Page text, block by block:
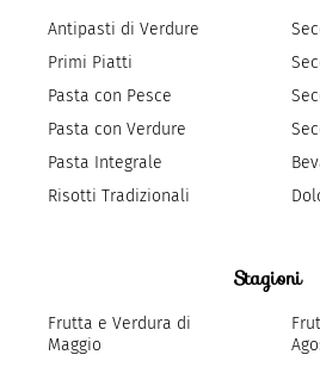
Antipasti di Verdure
Primi Piatti
Pasta con Pesce
Pasta con Verdure
Pasta Integrale
Risotti Tradizionali
Stagioni
Frutta e Verdura di
Maggio